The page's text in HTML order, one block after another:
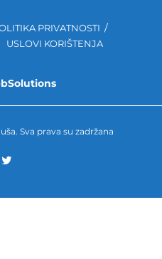
PRIVATNOSTI
USLOVI KORIŠTENJA
Sva prava su zadržana